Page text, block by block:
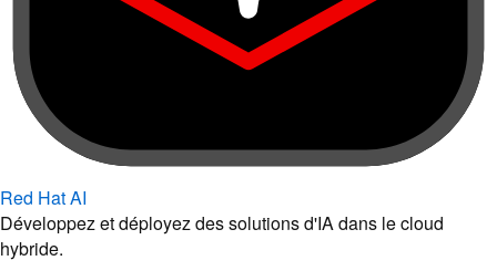
Red Hat AI
Développez et déployez des solutions d'IA dans le cloud
hybride.